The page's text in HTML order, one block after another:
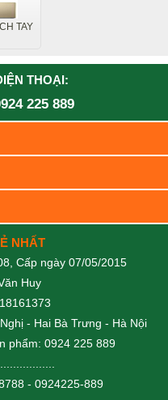
TAY
THOẠI:
225 889
NHẤT
Cấp ngày 07/05/2015
Huy
- Hai Bà Trưng - Hà Nội
phẩm: 0924 225 889
- 0924225-889